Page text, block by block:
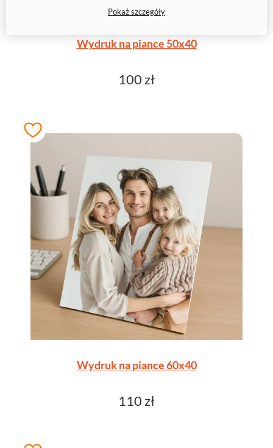
Wydruk na piance 50x40
100 zł
Wydruk na piance 60x40
110 zł
Pokaż szczegóły